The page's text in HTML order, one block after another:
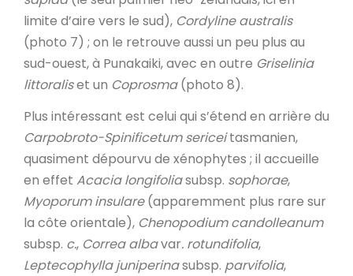
limite d’aire vers le sud), Cordyline australis
(photo 7) ; on le retrouve aussi un peu plus au
sud-ouest, à Punakaiki, avec en outre Griselinia
littoraliset un Coprosma(photo 8).
Plus intéressant est celui qui s’étend en arrière du
Carpobroto-Spinificetum sericeitasmanien,
quasiment dépourvu de xénophytes ; il accueille
en effet Acacia longifoliasubsp. sophorae,
Myoporum insulare(apparemment plus rare sur
la côte orientale), Chenopodium candolleanum
subsp. c., Correa albavar. rotundifolia,
Leptecophylla juniperinasubsp. parvifolia,